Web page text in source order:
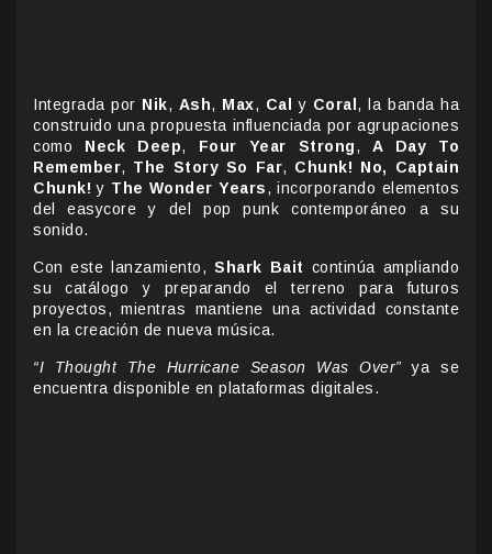
Integrada por Nik, Ash, Max, Cal y Coral , la banda ha
construido una propuesta influenciada por agrupaciones
como Neck Deep, Four Year Strong, A Day To
Remember, The Story So Far, Chunk! No, Captain
Chunk! y The Wonder Years, incorporando elementos
del easycore y del pop punk contemporáneo a su
sonido.
Con este lanzamiento,Shark Bait continúa ampliando
su catálogo y preparando el terreno para futuros
proyectos, mientras mantiene una actividad constante
en la creación de nueva música.
“I Thought The Hurricane Season Was Over” ya se
encuentra disponible en plataformas digitales.